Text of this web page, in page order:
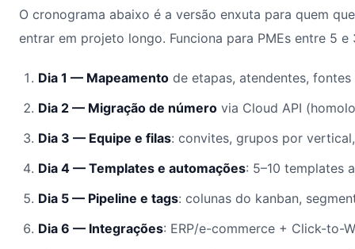
O cronograma abaixo é a versão enxuta para quem
entrar em projeto longo. Funciona para PMEs entre 5 e
Dia 1 — Mapeamento de etapas, atendentes, fontes
Dia 2 — Migração de número via Cloud API
Dia 3 — Equipe e filas: convites, grupos por
Dia 4 — Templates e automações: 5–10 templates
Dia 5 — Pipeline e tags: colunas do kanban,
Dia 6 — Integrações: ERP/e-commerce + Click-to-